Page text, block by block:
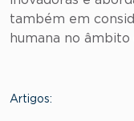
também em
humana no âmbito
Artigos: